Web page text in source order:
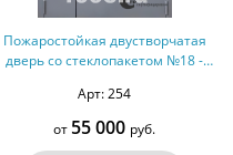
Пожаростойкая двустворчатая
дверь со стеклопакетом №18 -
Арт: 254
от 55 000 руб.